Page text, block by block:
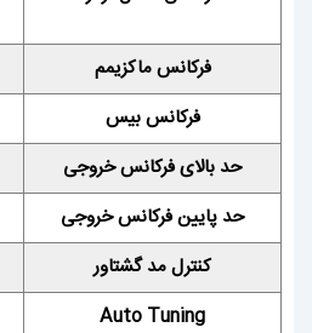
فرکانس ماکزیمم
فرکانس بیس
حد بالای فرکانس خروجی
حد پایین فرکانس خروجی
کنترل مد گشتاور
Auto Tuning